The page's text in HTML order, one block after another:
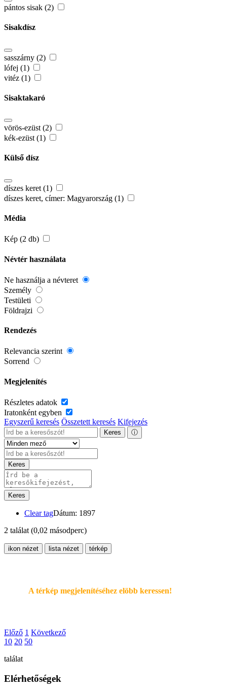
pántos sisak (2)
Sisakdísz
sasszárny (2)
lófej (1)
vitéz (1)
Sisaktakaró
vörös-ezüst (2)
kék-ezüst (1)
Külső dísz
díszes keret (1)
díszes keret, címer: Magyarország (1)
Média
Kép (2 db)
Névtér használata
Ne használja a névteret
Személy
Testületi
Földrajzi
Rendezés
Relevancia szerint
Sorrend
Megjelenítés
Részletes adatok
Iratonként egyben
Egyszerű keresés Összetett keresés Kifejezés
Keres ⓘ
Keres
Keres
Clear tagDátum: 1897
2 találat (0,02 másodperc)
ikon nézet lista nézet térkép
A térkép megjelenítéséhez elöbb keressen!
Előző 1 Következő
10 20 50
találat
Elérhetőségek